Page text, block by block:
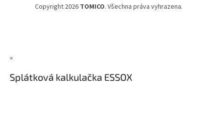
Copyright 2026 TOMICO. Všechna práva vyhrazena.
×
Splátková kalkulačka ESSOX